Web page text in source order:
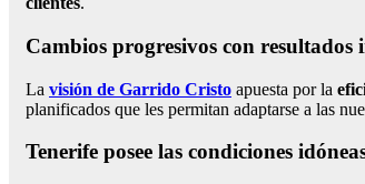
Cambios progresivos con resultados
La visión de Garrido Cristo apuesta por la
planificados que les permitan adaptarse a las
Tenerife posee las condiciones